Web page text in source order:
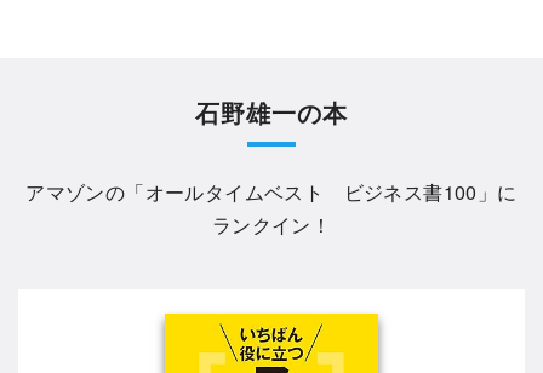
石野雄一の本
アマゾンの「オールタイムベスト ビジネス書100 」に
ランクイン！